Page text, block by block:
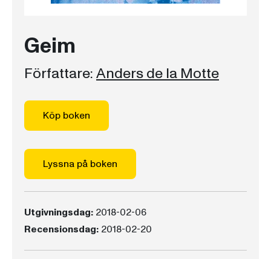
Geim
Författare:Anders de la Motte
Köp boken
Lyssna på boken
Utgivningsdag: 2018-02-06
Recensionsdag: 2018-02-20